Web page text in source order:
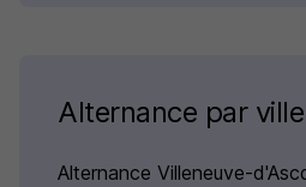
Alternance par
Alternance Villeneuve-